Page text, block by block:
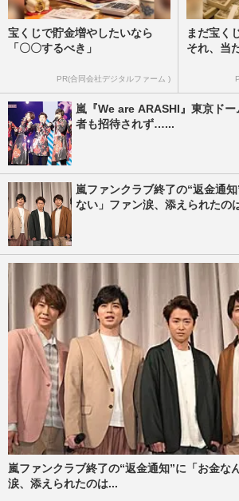
宝くじで貯金増やしたいなら
「〇〇するべき」
PR(合同会社デジタルファーム )
まだ宝く
それ、当
嵐『We are ARASHI』東京ド
者も招待されず…...
嵐ファンクラブ終了の“返金通
ない」ファン涙、添えられたの
嵐ファンクラブ終了の“返金通知”に「お金な
涙、添えられたのは...